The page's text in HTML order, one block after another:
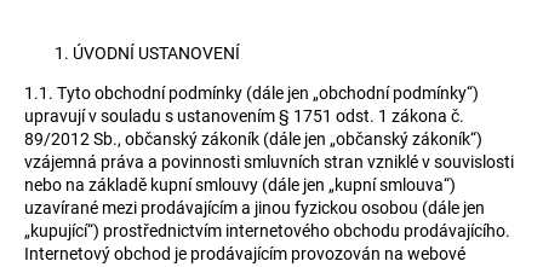
ÚVODNÍ USTANOVENÍ
1.1. Tyto obchodní podmínky (dále jen „obchodní podmínky“)
upravují v souladu s ustanovením § 1751 odst. 1 zákona č.
89/2012 Sb., občanský zákoník (dále jen „občanský zákoník“)
vzájemná práva a povinnosti smluvních stran vzniklé v souvislosti
nebo na základě kupní smlouvy (dále jen „kupní smlouva“)
uzavírané mezi prodávajícím a jinou fyzickou osobou (dále jen
„kupující“) prostřednictvím internetového obchodu prodávajícího.
Internetový obchod je prodávajícím provozován na webové
e
t
e
n
a